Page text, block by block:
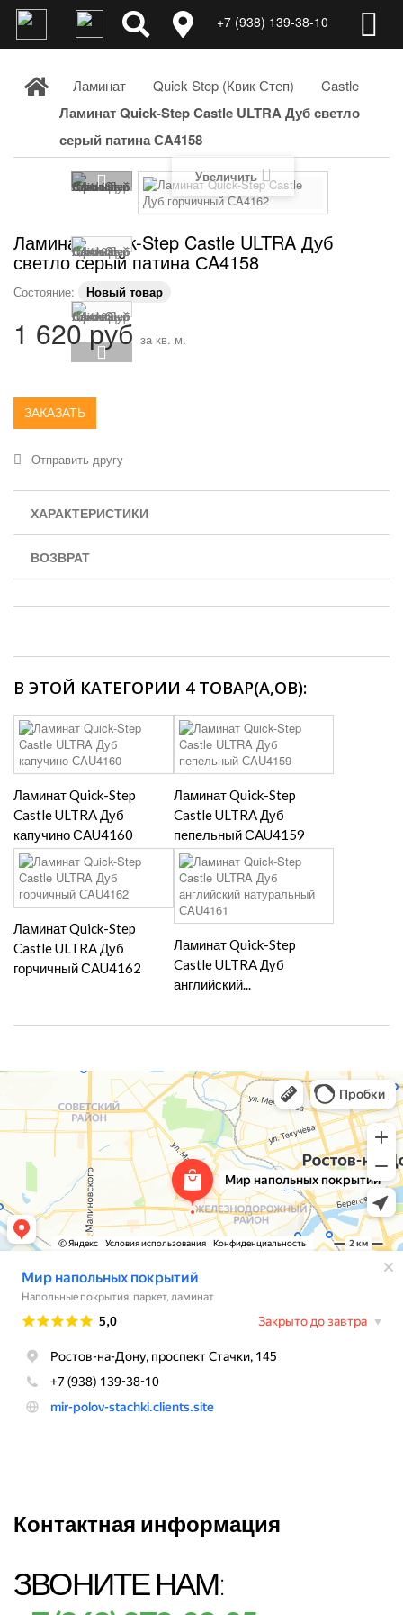
+7 (938) 139-38-10
Ламинат Quick Step (Квик Степ) Castle
Ламинат Quick-Step Castle ULTRA Дуб светло
серый патина СA4158
Увеличить
Ламинат Quick-Step Castle ULTRA Дуб
светло серый патина СA4158
Состояние: Новый товар
1 620 руб за кв. м.
ЗАКАЗАТЬ
Отправить другу
ХАРАКТЕРИСТИКИ
ВОЗВРАТ
В ЭТОЙ КАТЕГОРИИ 4 ТОВАР(А,ОВ):
Ламинат Quick-Step
Castle ULTRA Дуб
капучино СAU4160
Ламинат Quick-Step
Castle ULTRA Дуб
пепельный СAU4159
Ламинат Quick-Step
Castle ULTRA Дуб
горчичный СAU4162
Ламинат Quick-Step
Castle ULTRA Дуб
английский...
Контактная информация
ЗВОНИТЕ НАМ: